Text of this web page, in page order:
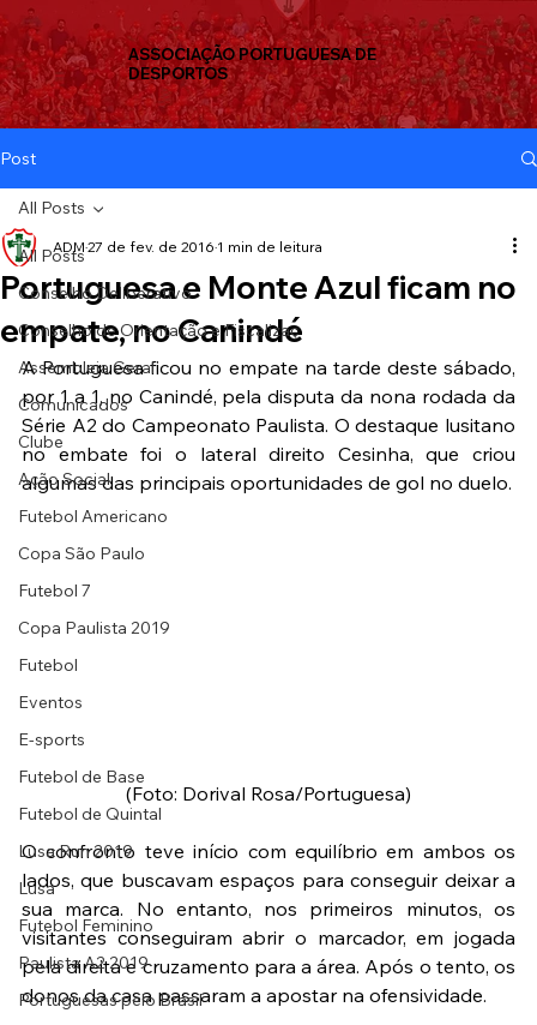
ASSOCIAÇÃO PORTUGUESA DE
DESPORTOS
Post
All Posts
Conselho Deliberativo
Conselho de Orientação e Fiscalizaç
Assembleia Geral
Comunicados
Clube
Ação Social
Futebol Americano
Copa São Paulo
Futebol 7
Copa Paulista 2019
Futebol
Eventos
E-sports
Futebol de Base
Futebol de Quintal
Lusa Run 2019
Lusa
Futebol Feminino
Paulista A2 2019
Portuguesas pelo Brasil
All Posts
Portuguesa e Monte Azul ficam no
empate, no Canindé
ADM 27 de fev. de 2016 1 min de leitura
A Portuguesa ficou no empate na tarde deste sábado,
por 1 a 1, no Canindé, pela disputa da nona rodada da
Série A2 do Campeonato Paulista. O destaque lusitano
no embate foi o lateral direito Cesinha, que criou
algumas das principais oportunidades de gol no duelo.
(Foto: Dorival Rosa/Portuguesa)
O confronto teve início com equilíbrio em ambos os
lados, que buscavam espaços para conseguir deixar a
sua marca. No entanto, nos primeiros minutos, os
visitantes conseguiram abrir o marcador, em jogada
pela direita e cruzamento para a área. Após o tento, os
donos da casa passaram a apostar na ofensividade.